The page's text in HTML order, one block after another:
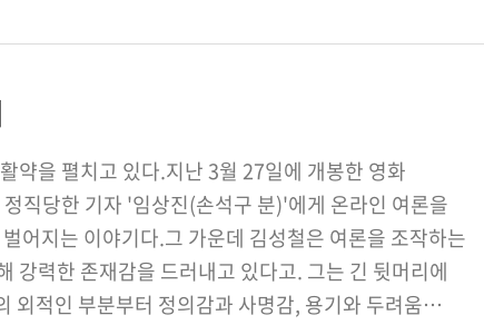
약을 펼치고 있다.지난 3월 27일에 개봉한 영화
직당한 기자 '임상진(손석구 분)'에게 온라인 여론을
어지는 이야기다.그 가운데 김성철은 여론을 조작하는
강력한 존재감을 드러내고 있다고. 그는 긴 뒷머리에
외적인 부분부터 정의감과 사명감, 용기와 두려움